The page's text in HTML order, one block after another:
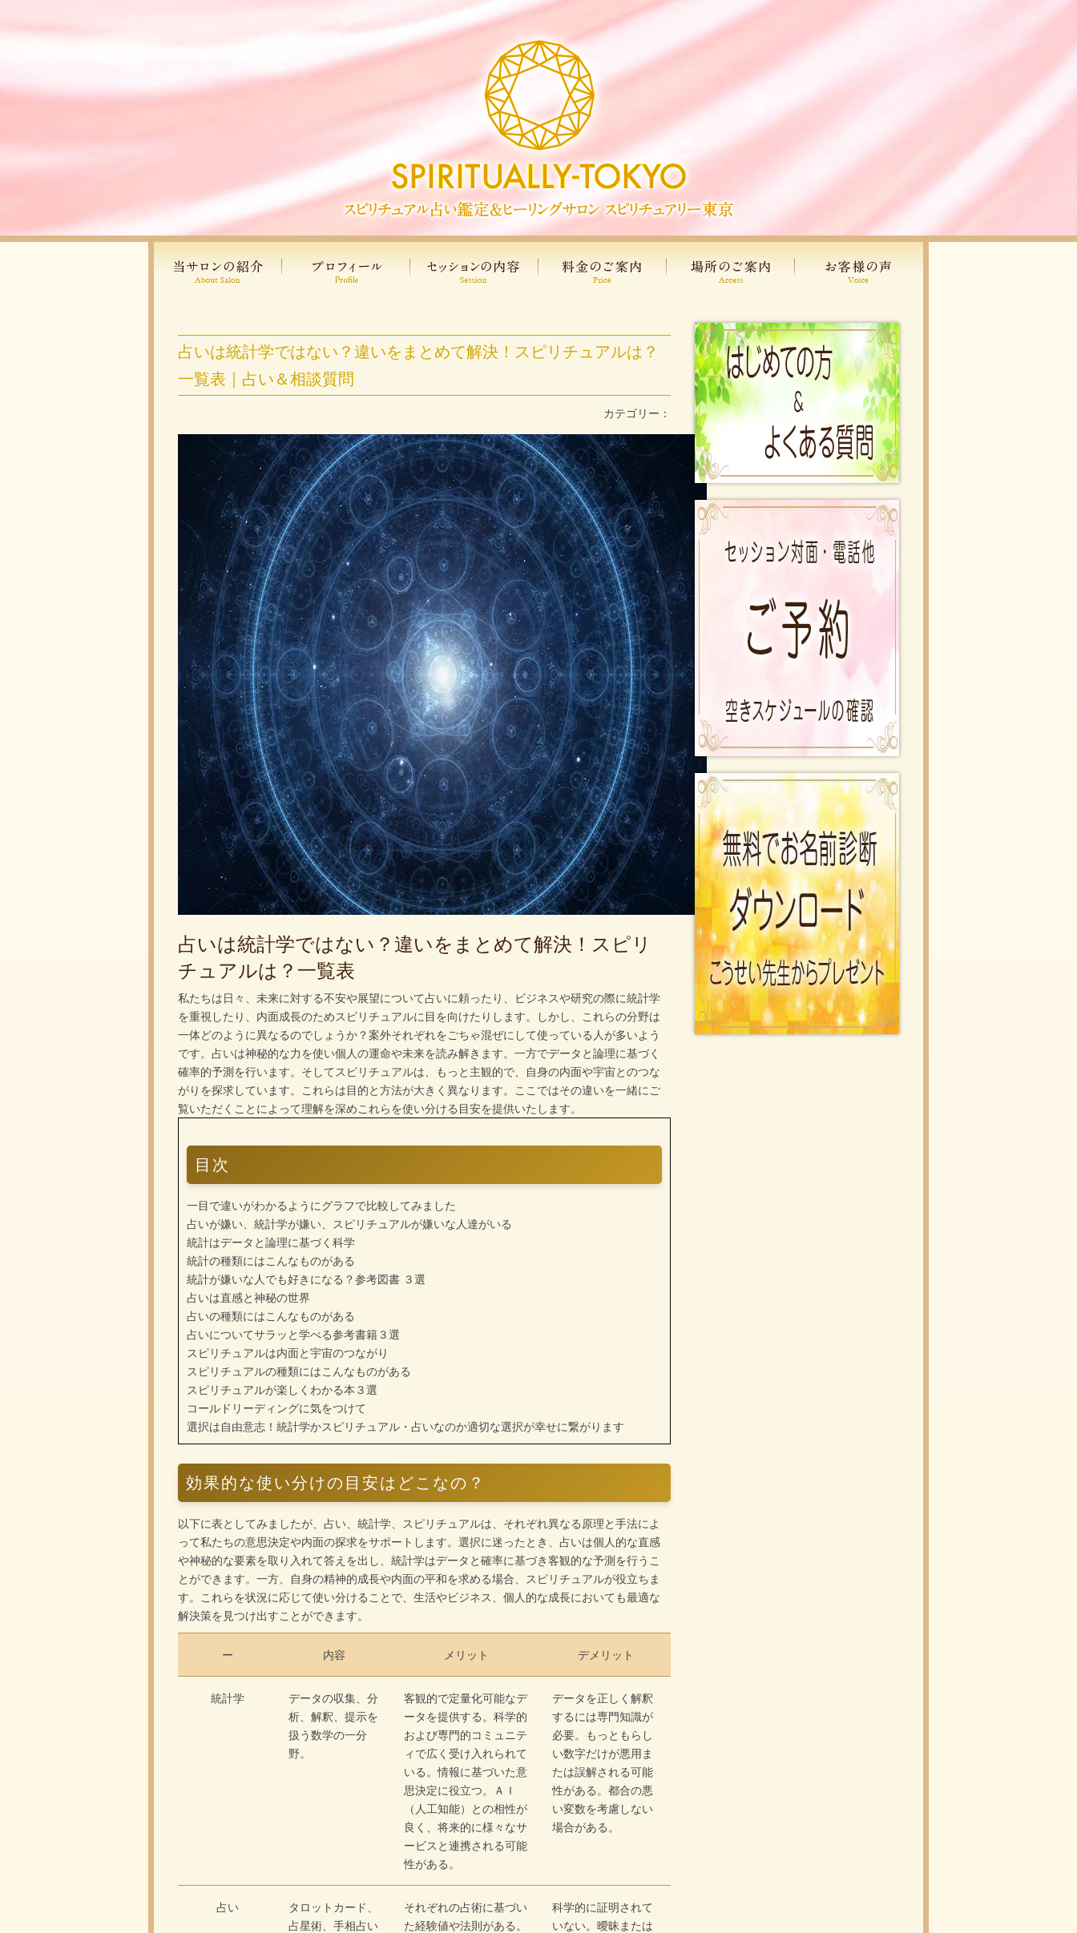
占いは統計学ではない？違いをまとめて解決！スピリチュアルは？
一覧表｜占い＆相談質問
カテゴリー：
占いは統計学ではない？違いをまとめて解決！スピリ
チュアルは？一覧表
私たちは日々、未来に対する不安や展望について占いに頼ったり、ビジネスや研究の際に統計学
を重視したり、内面成長のためスピリチュアルに目を向けたりします。しかし、これらの分野は
一体どのように異なるのでしょうか？案外それぞれをごちゃ混ぜにして使っている人が多いよう
です。占いは神秘的な力を使い個人の運命や未来を読み解きます。一方でデータと論理に基づく
確率的予測を行います。そしてスピリチュアルは、もっと主観的で、自身の内面や宇宙とのつな
がりを探求しています。これらは目的と方法が大きく異なります。ここではその違いを一緒にご
覧いただくことによって理解を深めこれらを使い分ける目安を提供いたします。
目次
一目で違いがわかるようにグラフで比較してみました
占いが嫌い、統計学が嫌い、スピリチュアルが嫌いな人達がいる
統計はデータと論理に基づく科学
統計の種類にはこんなものがある
統計が嫌いな人でも好きになる？参考図書 ３選
占いは直感と神秘の世界
占いの種類にはこんなものがある
占いについてサラッと学べる参考書籍３選
スピリチュアルは内面と宇宙のつながり
スピリチュアルの種類にはこんなものがある
スピリチュアルが楽しくわかる本３選
コールドリーディングに気をつけて
選択は自由意志！統計学かスピリチュアル・占いなのか適切な選択が幸せに繋がります
効果的な使い分けの目安はどこなの？
以下に表としてみましたが、占い、統計学、スピリチュアルは、それぞれ異なる原理と手法によ
って私たちの意思決定や内面の探求をサポートします。選択に迷ったとき、占いは個人的な直感
や神秘的な要素を取り入れて答えを出し、統計学はデータと確率に基づき客観的な予測を行うこ
とができます。一方、自身の精神的成長や内面の平和を求める場合、スピリチュアルが役立ちま
す。これらを状況に応じて使い分けることで、生活やビジネス、個人的な成長においても最適な
解決策を見つけ出すことができます。
ー 内容 メリット デメリット
統計学
データの収集、分
析、解釈、提示を
扱う数学の一分
野。
客観的で定量化可能なデ
ータを提供する。科学的
および専門的コミュニテ
ィで広く受け入れられて
いる。情報に基づいた意
思決定に役立つ。ＡＩ
（人工知能）との相性が
良く、将来的に様々なサ
ービスと連携される可能
性がある。
データを正しく解釈
するには専門知識が
必要。もっともらし
い数字だけが悪用ま
たは誤解される可能
性がある。都合の悪
い変数を考慮しない
場合がある。
占い
タロットカード、
占星術、手相占い
それぞれの占術に基づい
た経験値や法則がある。
科学的に証明されて
いない。曖昧または